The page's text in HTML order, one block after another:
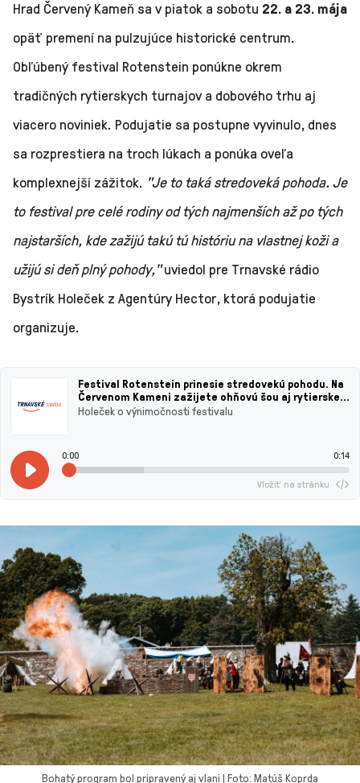
Hrad Červený Kameň sa v piatok a sobotu 22. a 23. mája
opäť premení na pulzujúce historické centrum.
Obľúbený festival Rotenstein ponúkne okrem
tradičných rytierskych turnajov a dobového trhu aj
viacero noviniek. Podujatie sa postupne vyvinulo, dnes
sa rozprestiera na troch lúkach a ponúka oveľa
komplexnejší zážitok. "Je to taká stredoveká pohoda. Je
to festival pre celé rodiny od tých najmenších až po tých
najstarších, kde zažijú takú tú históriu na vlastnej koži a
užijú si deň plný pohody,"uviedol pre Trnavské rádio
Bystrík Holeček z Agentúry Hector, ktorá podujatie
organizuje.
Festival Rotenstein prinesie stredovekú pohodu. Na
Červenom Kameni zažijete ohňovú šou aj rytierske
MMA
Holeček o výnimočnosti festivalu
0:00 0:14
Vložiť na stránku
Bohatý program bol pripravený aj vlani | Foto: Matúš Koprda